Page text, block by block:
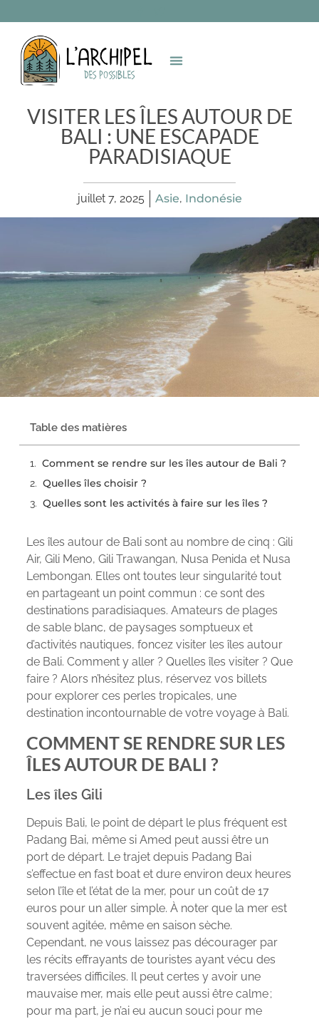
VISITER LES ÎLES AUTOUR DE
BALI : UNE ESCAPADE
PARADISIAQUE
juillet 7, 2025 Asie, Indonésie
Table des matières
Comment se rendre sur les îles autour de Bali ?
Quelles îles choisir ?
Quelles sont les activités à faire sur les îles ?
Les îles autour de Bali sont au nombre de cinq : Gili
Air, Gili Meno, Gili Trawangan, Nusa Penida et Nusa
Lembongan. Elles ont toutes leur singularité tout
en partageant un point commun : ce sont des
destinations paradisiaques. Amateurs de plages
de sable blanc, de paysages somptueux et
d’activités nautiques, foncez visiter les îles autour
de Bali. Comment y aller ? Quelles îles visiter ? Que
faire ? Alors n’hésitez plus, réservez vos billets
pour explorer ces perles tropicales, une
destination incontournable de votre voyage à Bali.
COMMENT SE RENDRE SUR LES
ÎLES AUTOUR DE BALI ?
Les îles Gili
Depuis Bali, le point de départ le plus fréquent est
Padang Bai, même si Amed peut aussi être un
port de départ. Le trajet depuis Padang Bai
s’effectue en fast boat et dure environ deux heures
selon l’île et l’état de la mer, pour un coût de 17
euros pour un aller simple. À noter que la mer est
souvent agitée, même en saison sèche.
Cependant, ne vous laissez pas décourager par
les récits effrayants de touristes ayant vécu des
traversées difficiles. Il peut certes y avoir une
mauvaise mer, mais elle peut aussi être calme ;
pour ma part, je n’ai eu aucun souci pour me